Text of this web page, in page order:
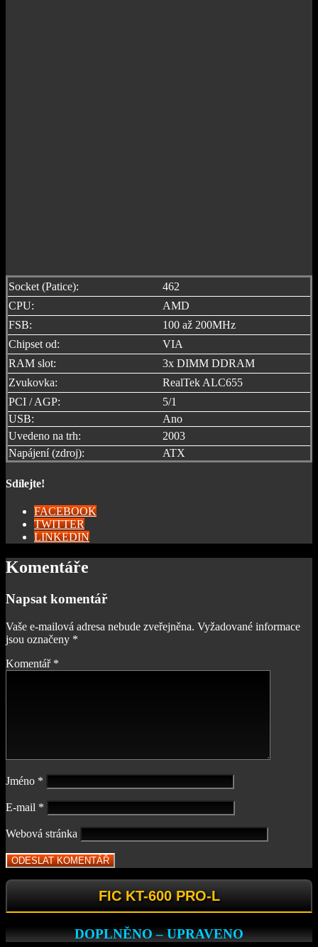
Socket (Patice):
462
CPU:
AMD
FSB:
100 až 200MHz
Chipset od:
VIA
RAM slot:
3x DIMM DDRAM
Zvukovka:
RealTek ALC655
PCI / AGP:
5/1
USB:
Ano
Uvedeno na trh:
2003
Napájení (zdroj):
ATX
Sdílejte!
FACEBOOK
TWITTER
LINKEDIN
Komentáře
Napsat komentář
Vaše e-mailová adresa nebude zveřejněna. Vyžadované informace
jsou označeny *
Komentář *
Jméno *
E-mail *
Webová stránka
FIC KT-600 PRO-L
DOPLNĚNO – UPRAVENO